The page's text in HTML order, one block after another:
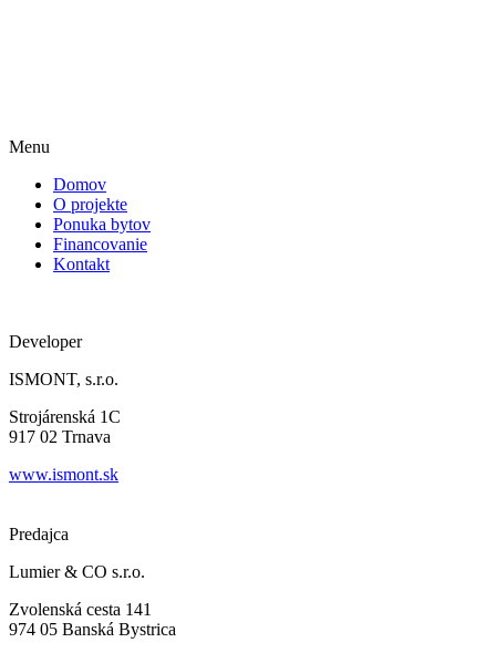
Menu
Domov
O projekte
Ponuka bytov
Financovanie
Kontakt
Developer
ISMONT, s.r.o.
Strojárenská 1C
917 02 Trnava
www.ismont.sk
Predajca
Lumier & CO s.r.o.
Zvolenská cesta 141
974 05 Banská Bystrica